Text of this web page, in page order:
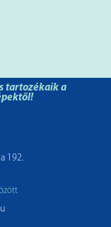
tartozékaik a
192.